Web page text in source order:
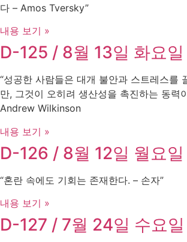
다 – Amos Tversky”
내용 보기 »
D-125 / 8월 13일 화요일
“성공한 사람들은 대개 불안과 스트레스를
만, 그것이 오히려 생산성을 촉진하는 동력
Andrew Wilkinson
내용 보기 »
D-126 / 8월 12일 월요일
“혼란 속에도 기회는 존재한다. – 손자”
내용 보기 »
D-127 / 7월 24일 수요일